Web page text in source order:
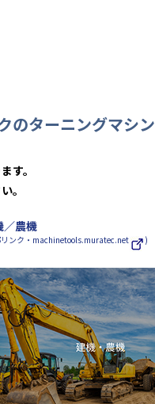
のターニングマシン
す。
。
／農機
ンク・machinetools.muratec.net )